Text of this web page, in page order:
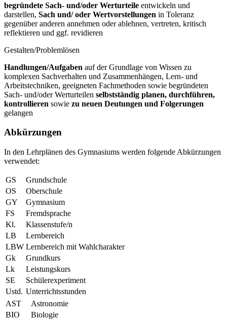
begründete Sach- und/oder Werturteile entwickeln und
darstellen, Sach und/oder Wertvorstellungen in Toleranz
gegenüber anderen annehmen oder ablehnen, vertreten, kritisch
reflektieren und ggf. revidieren
Gestalten/Problemlösen
Handlungen/Aufgaben auf der Grundlage von Wissen zu
komplexen Sachverhalten und Zusammenhängen, Lern- und
Arbeitstechniken, geeigneten Fachmethoden sowie begründeten
Sach- und/oder Werturteilen selbstständig planen, durchführen,
kontrollieren sowie zu neuen Deutungen und Folgerungen
gelangen
Abkürzungen
In den Lehrplänen des Gymnasiums werden folgende Abkürzungen
verwendet:
GS
Grundschule
OS
Oberschule
GY
Gymnasium
FS
Fremdsprache
Kl.
Klassenstufe/n
LB
Lernbereich
LBW Lernbereich mit Wahlcharakter
Gk
Grundkurs
Lk
Leistungskurs
SE
Schülerexperiment
Ustd. Unterrichtsstunden
AST
Astronomie
BIO
Biologie